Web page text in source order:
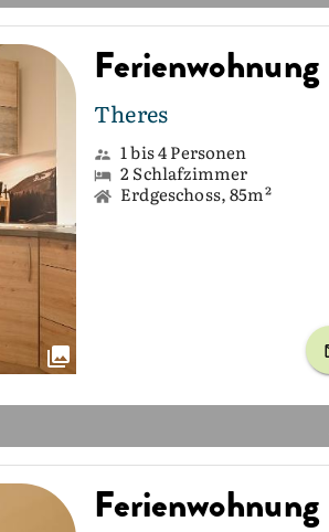
Ferienwohnung
Theres
1 bis 4 Personen
2 Schlafzimmer
Erdgeschoss, 85m²
Ferienwohnung